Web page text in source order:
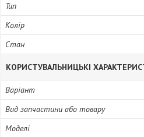
Тип
Колір
Стан
КОРИСТУВАЛЬНИЦЬКІ
Варіант
Вид запчастини або товару
Моделі